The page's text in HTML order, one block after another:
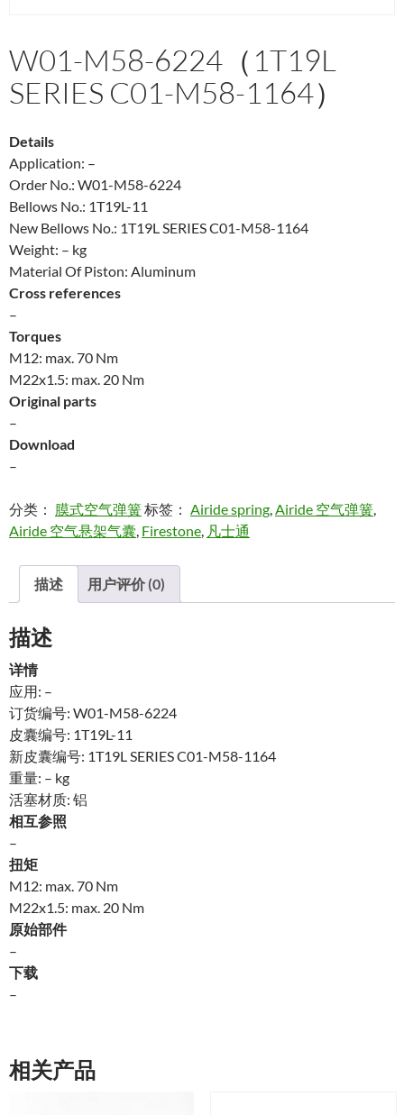
W01-M58-6224（1T19L
SERIES C01-M58-1164）
Details
Application: –
Order No.: W01-M58-6224
Bellows No.: 1T19L-11
New Bellows No.: 1T19L SERIES C01-M58-1164
Weight: – kg
Material Of Piston: Aluminum
Cross references
–
Torques
M12: max. 70 Nm
M22x1.5: max. 20 Nm
Original parts
–
Download
–
分类： 膜式空气弹簧标签： Airide spring,Airide 空气弹簧,
Airide 空气悬架气囊, Firestone, 凡士通
描述 用户评价 (0)
描述
详情
应用: –
订货编号: W01-M58-6224
皮囊编号: 1T19L-11
新皮囊编号: 1T19L SERIES C01-M58-1164
重量: – kg
活塞材质: 铝
相互参照
–
扭矩
M12: max. 70 Nm
M22x1.5: max. 20 Nm
原始部件
–
下载
–
相关产品